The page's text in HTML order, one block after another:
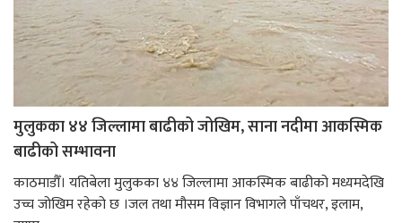
मुलुकका ४४ जिल्लामा बाढीको जोखिम, साना नदीमा आकस्मिक
बाढीको सम्भावना
काठमाडौँ। यतिबेला मुलुकका ४४ जिल्लामा आकस्मिक बाढीको मध्यमदेखि
उच्च जोखिम रहेको छ ।जल तथा मौसम विज्ञान विभागले पाँचथर, इलाम,